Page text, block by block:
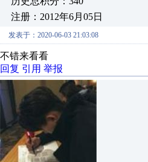
注册：2012年6月05日
发表于：2020-06-03 21:03:08
不错来看看
回复 引用 举报